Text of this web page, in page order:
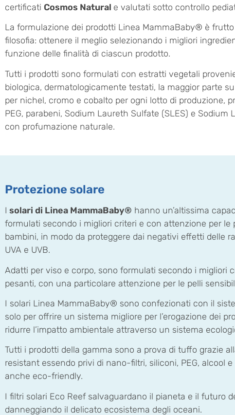
certificati Cosmos Natural e valutati sotto controllo
La formulazione dei prodotti Linea MammaBaby® è
filosofia: ottenere il meglio selezionando i migliori
funzione delle finalità di ciascun prodotto.
Tutti i prodotti sono formulati con estratti vegetali
biologica, dermatologicamente testati, la maggior parte
per nichel, cromo e cobalto per ogni lotto di produzione,
PEG, parabeni, Sodium Laureth Sulfate (SLES) e Sodium
con profumazione naturale.
Protezione solare
I solari di Linea MammaBaby® hanno un’altissima
formulati secondo i migliori criteri e con attenzione per le
bambini, in modo da proteggere dai negativi effetti delle
UVA e UVB.
Adatti per viso e corpo, sono formulati secondo i migliori
pesanti, con una particolare attenzione per le pelli
I solari Linea MammaBaby® sono confezionati con il
solo per offrire un sistema migliore per l’erogazione dei
ridurre l’impatto ambientale attraverso un sistema
Tutti i prodotti della gamma sono a prova di tuffo grazie
resistant essendo privi di nano-filtri, siliconi, PEG, alcool
anche eco-friendly.
I filtri solari Eco Reef salvaguardano il pianeta e il futuro
danneggiando il delicato ecosistema degli oceani.